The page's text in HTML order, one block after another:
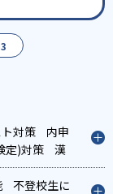
対策
内申
定)対策
漢
他科目別特
不登校生に